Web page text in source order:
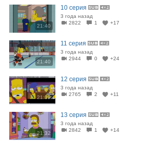
21:40
10 серия
3 года назад
2822
1 +17
21:40
11 серия
3 года назад
2944
0 +24
21:39
12 серия
3 года назад
2765
2 +11
21:32
13 серия
3 года назад
2842
1 +14